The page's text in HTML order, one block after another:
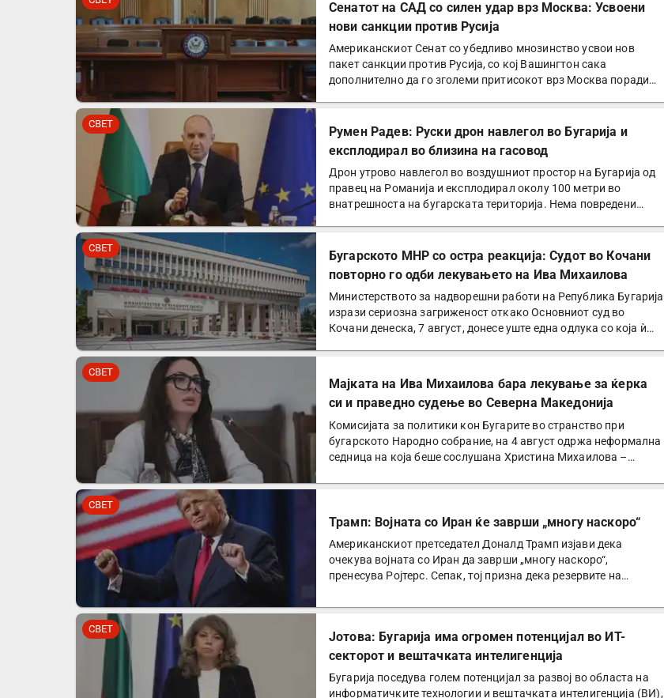
Сенатот на САД со силен удар врз Москва: Усвоени
нови санкции против Русија
Американскиот Сенат со убедливо мнозинство усвои нов
пакет санкции против Русија, со кој Вашингтон сака
дополнително да го зголеми притисокот врз Москва поради
СВЕТ
Румен Радев: Руски дрон навлегол во Бугарија и
експлодирал во близина на гасовод
Дрон утрово навлегол во воздушниот простор на Бугарија од
правец на Романија и експлодирал околу 100 метри во
внатрешноста на бугарската територија. Нема повредени
СВЕТ
Бугарското МНР со остра реакција: Судот во Кочани
повторно го одби лекувањето на Ива Михаилова
Министерството за надворешни работи на Република Бугарија
изрази сериозна загриженост откако Основниот суд во
Кочани денеска, 7 август, донесе уште една одлука со која ѝ…
СВЕТ
Мајката на Ива Михаилова бара лекување за ќерка
си и праведно судење во Северна Македонија
Комисијата за политики кон Бугарите во странство при
бугарското Народно собрание, на 4 август одржа неформална
седница на која беше сослушана Христина Михаилова –
СВЕТ
Трамп: Војната со Иран ќе заврши „многу наскоро“
Американскиот претседател Доналд Трамп изјави дека
очекува војната со Иран да заврши „многу наскоро“,
пренесува Ројтерс. Сепак, тој призна дека резервите на
СВЕТ
Јотова: Бугарија има огромен потенцијал во ИТ-
секторот и вештачката интелигенција
Бугарија поседува голем потенцијал за развој во областа на
информатичките технологии и вештачката интелигенција (ВИ),